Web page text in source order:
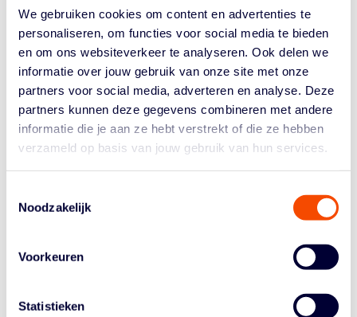
We gebruiken cookies om content en advertenties te
personaliseren, om functies voor social media te bieden
en om ons websiteverkeer te analyseren. Ook delen we
informatie over jouw gebruik van onze site met onze
partners voor social media, adverteren en analyse. Deze
partners kunnen deze gegevens combineren met andere
informatie die je aan ze hebt verstrekt of die ze hebben
verzameld op basis van jouw gebruik van hun services.
Noodzakelijk
Voorkeuren
Statistieken
iedereen zich welkom voelt en de sport met plezier
kan beleven, in een open en inclusieve omgeving.
Sinds 1 september 2025 ben ik als contactpersoon
veilige sport actief bij de NBB, en ook binnen mijn
werk als intern vertrouwenspersoon bij de gemeente
zet ik me in voor een veilige en prettige werk
omgeving. Met die ervaring wil ik graag bijdragen aan
een sportwereld waarin iedereen met plezier kan
basketballen.
Je kan mij bellen op 06-28985816 of mailen
Naast de integriteitsmanager en de contactpersonen
opvolging van meldingen. Wil je in contact komen met